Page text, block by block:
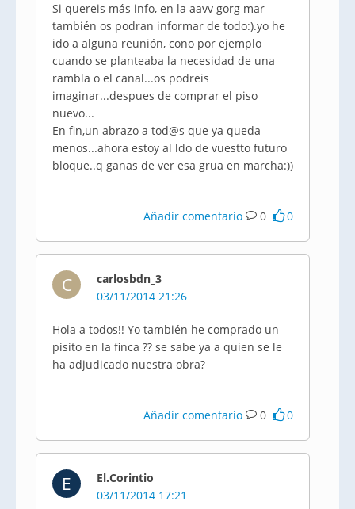
Si quereis más info, en la aavv gorg mar
también os podran informar de todo:).yo he
ido a alguna reunión, cono por ejemplo
cuando se planteaba la necesidad de una
rambla o el canal...os podreis
imaginar...despues de comprar el piso
nuevo...
En fin,un abrazo a tod@s que ya queda
menos...ahora estoy al ldo de vuestto futuro
bloque..q ganas de ver esa grua en marcha:))
Añadir comentario 0 0
C
carlosbdn_3
03/11/2014 21:26
Hola a todos!! Yo también he comprado un
pisito en la finca ?? se sabe ya a quien se le
ha adjudicado nuestra obra?
Añadir comentario 0 0
E
El.Corintio
03/11/2014 17:21